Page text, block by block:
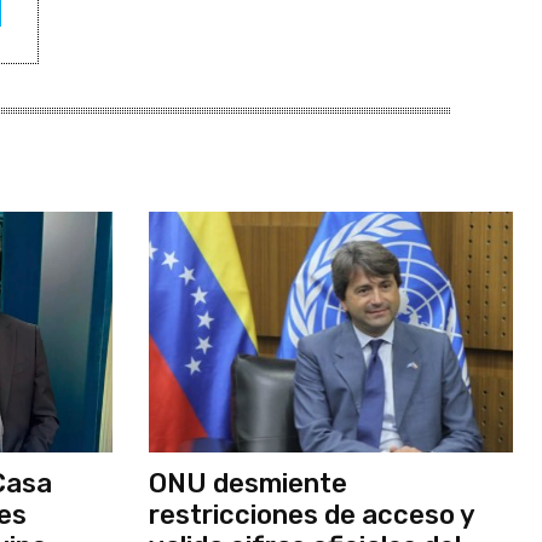
ONU desmiente
restricciones de acceso y